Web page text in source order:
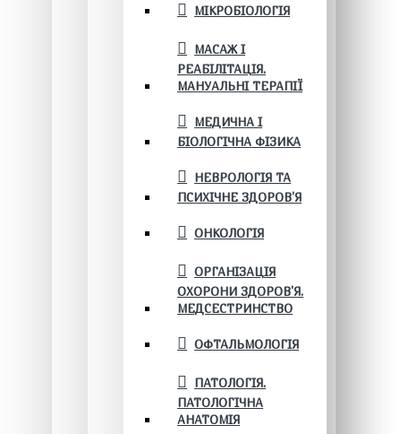
МІКРОБІОЛОГІЯ
МАСАЖ І
РЕАБІЛІТАЦІЯ.
МАНУАЛЬНІ ТЕРАПІЇ
МЕДИЧНА І
БІОЛОГІЧНА ФІЗИКА
НЕВРОЛОГІЯ ТА
ПСИХІЧНЕ ЗДОРОВ’Я
ОНКОЛОГІЯ
ОРГАНІЗАЦІЯ
ОХОРОНИ ЗДОРОВ'Я.
МЕДСЕСТРИНСТВО
ОФТАЛЬМОЛОГІЯ
ПАТОЛОГІЯ.
ПАТОЛОГІЧНА
АНАТОМІЯ